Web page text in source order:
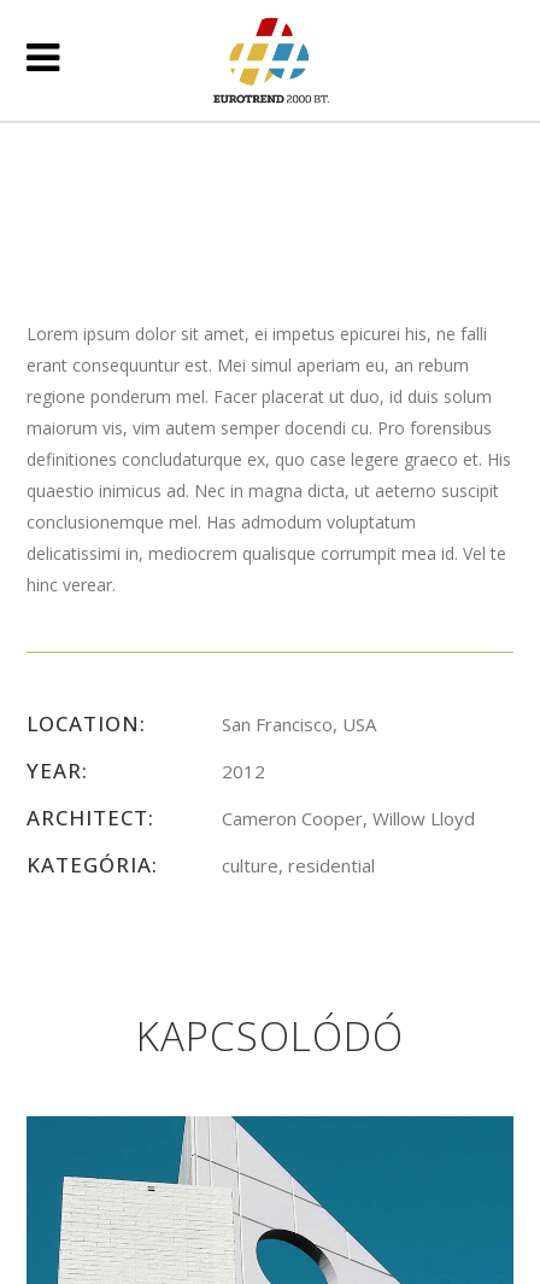
Lorem ipsum dolor sit amet, ei impetus epicurei his, ne falli
erant consequuntur est. Mei simul aperiam eu, an rebum
regione ponderum mel. Facer placerat ut duo, id duis solum
maiorum vis, vim autem semper docendi cu. Pro forensibus
definitiones concludaturque ex, quo case legere graeco et. His
quaestio inimicus ad. Nec in magna dicta, ut aeterno suscipit
conclusionemque mel. Has admodum voluptatum
delicatissimi in, mediocrem qualisque corrumpit mea id. Vel te
hinc verear.
LOCATION: San Francisco, USA
YEAR: 2012
ARCHITECT: Cameron Cooper, Willow Lloyd
KATEGÓRIA: culture, residential
KAPCSOLÓDÓ